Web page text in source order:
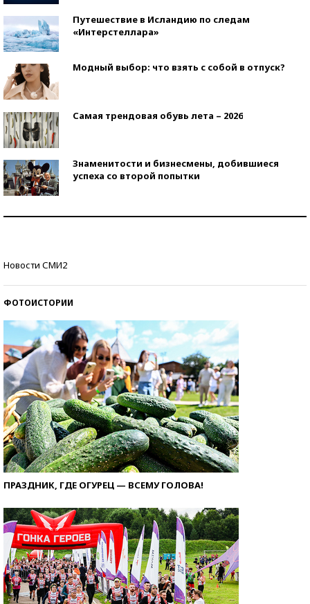
Путешествие в Исландию по следам
«Интерстеллара»
Модный выбор: что взять с собой в отпуск?
Самая трендовая обувь лета – 2026
Знаменитости и бизнесмены, добившиеся
успеха со второй попытки
Новости СМИ2
ФОТОИСТОРИИ
ПРАЗДНИК, ГДЕ ОГУРЕЦ — ВСЕМУ ГОЛОВА!